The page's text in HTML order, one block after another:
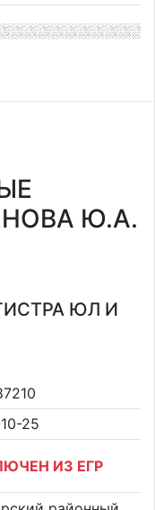
Ю.А.
ЮЛ И
25
ИЗ ЕГР